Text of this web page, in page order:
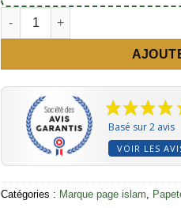
quantité de Marque page Les
Basé sur 2 avis
VOIR LES
Catégories : Marque page islam